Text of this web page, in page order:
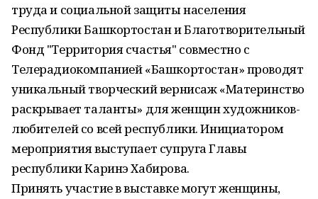
труда и социальной защиты населения
Республики Башкортостан и Благотворительный
Фонд "Территория счастья" совместно с
Телерадиокомпанией «Башкортостан» проводят
уникальный творческий вернисаж «Материнство
раскрывает таланты» для женщин художников-
любителей со всей республики. Инициатором
мероприятия выступает супруга Главы
республики Каринэ Хабирова.
Принять участие в выставке могут женщины,